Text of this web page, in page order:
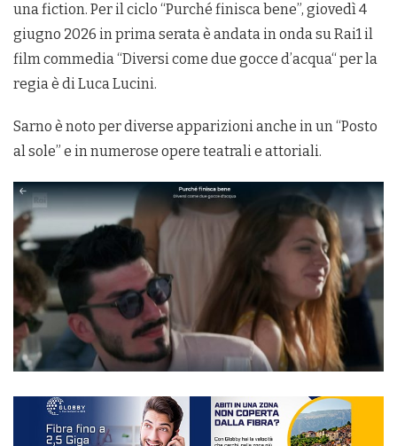
una fiction. Per il ciclo “Purché finisca bene”, giovedì 4
giugno 2026 in prima serata è andata in onda su Rai1 il
film commedia “Diversi come due gocce d’acqua“ per la
regia è di Luca Lucini.
Sarno è noto per diverse apparizioni anche in un “Posto
al sole” e in numerose opere teatrali e attoriali.